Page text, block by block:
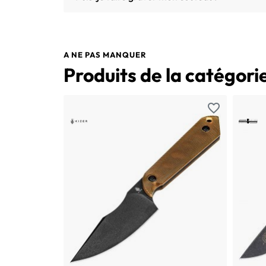
A NE PAS MANQUER
Produits de la
favorite_border